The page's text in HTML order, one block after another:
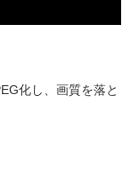
化し、画質を落と